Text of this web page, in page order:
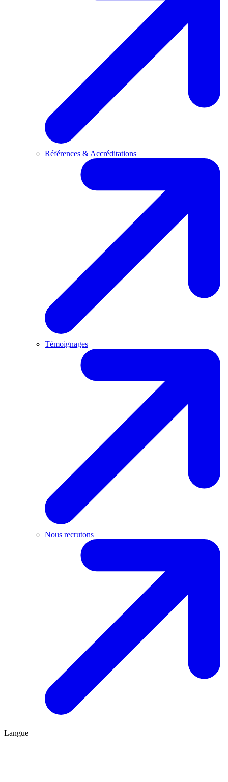
Références & Accréditations
Témoignages
Nous recrutons
Langue